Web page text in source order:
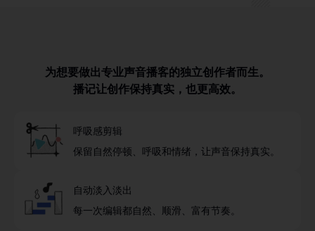
为想要做出专业声音播客的独立创作者而生。
播记让创作保持真实，也更高效。
呼吸感剪辑
保留自然停顿、呼吸和情绪，让声音保持真实。
自动淡入淡出
每一次编辑都自然、顺滑、富有节奏。